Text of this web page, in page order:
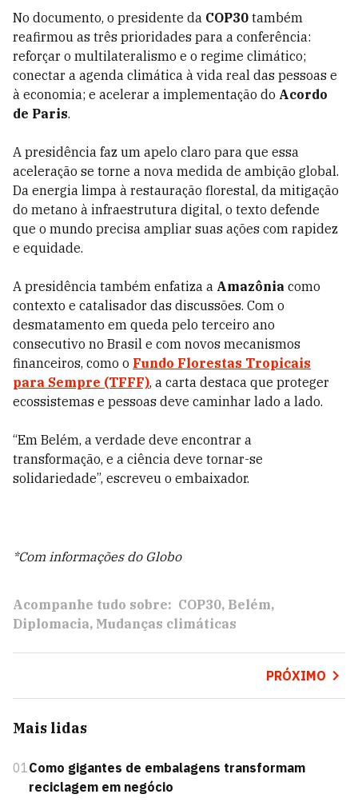
No documento, o presidente da COP30 também
reafirmou as três prioridades para a conferência:
reforçar o multilateralismo e o regime climático;
conectar a agenda climática à vida real das pessoas e
à economia; e acelerar a implementação do Acordo
de Paris.
A presidência faz um apelo claro para que essa
aceleração se torne a nova medida de ambição global.
Da energia limpa à restauração florestal, da mitigação
do metano à infraestrutura digital, o texto defende
que o mundo precisa ampliar suas ações com rapidez
e equidade.
A presidência também enfatiza a Amazônia como
contexto e catalisador das discussões. Com o
desmatamento em queda pelo terceiro ano
consecutivo no Brasil e com novos mecanismos
financeiros, como o Fundo Florestas Tropicais
para Sempre (TFFF), a carta destaca que proteger
ecossistemas e pessoas deve caminhar lado a lado.
“Em Belém, a verdade deve encontrar a
transformação, e a ciência deve tornar-se
solidariedade”, escreveu o embaixador.
*Com informações do Globo
Acompanhe tudo sobre: COP30 Belém
Diplomacia Mudanças climáticas
PRÓXIMO
Mais lidas
01Como gigantes de embalagens transformam
reciclagem em negócio